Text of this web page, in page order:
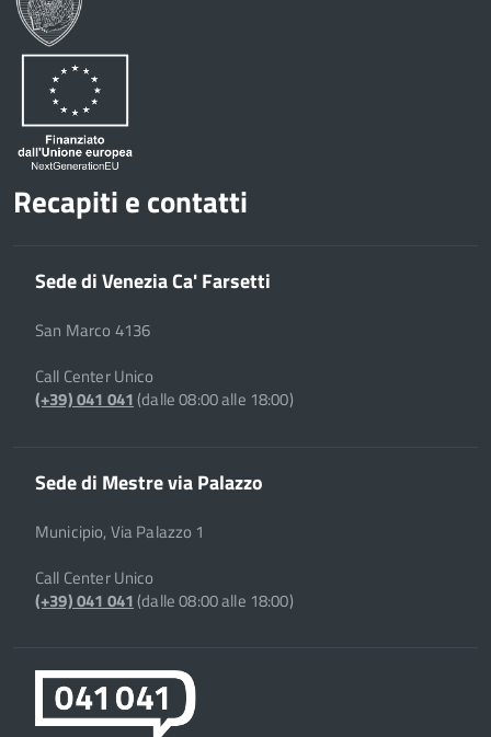
Recapiti e contatti
Sede di Venezia Ca' Farsetti
San Marco 4136
Call Center Unico
(+39) 041 041(dalle 08:00 alle 18:00)
Sede di Mestre via Palazzo
Municipio, Via Palazzo 1
Call Center Unico
(+39) 041 041(dalle 08:00 alle 18:00)